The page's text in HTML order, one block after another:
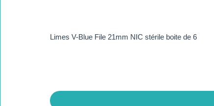
Limes V-Blue File 21mm NIC stérile boite de 6